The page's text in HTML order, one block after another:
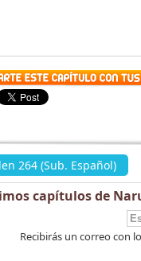
264 (Sub. Español)
capítulos de
Recibirás un correo con